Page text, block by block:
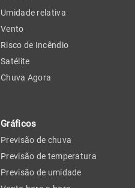
Umidade relativa
Vento
Risco de Incêndio
Satélite
Chuva Agora
Gráficos
Previsão de chuva
Previsão de temperatura
Previsão de umidade